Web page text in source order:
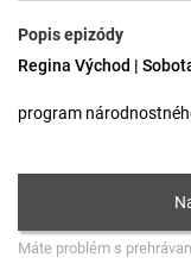
Popis epizódy
Regina Východ |
program
Máte problém s